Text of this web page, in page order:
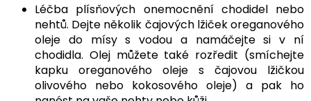
Léčba plísňových onemocnění chodidel nebo
nehtů. Dejte několik čajových lžiček oreganového
oleje do mísy s vodou a namáčejte si v ní
chodidla. Olej můžete také rozředit (smíchejte
kapku oreganového oleje s čajovou lžičkou
olivového nebo kokosového oleje) a pak ho